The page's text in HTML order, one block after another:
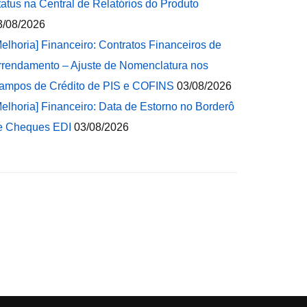
na Central de Relatórios do Produto
08/2026
Financeiro: Contratos Financeiros de
– Ajuste de Nomenclatura nos
de Crédito de PIS e COFINS 03/08/2026
Financeiro: Data de Estorno no Borderô
Cheques EDI 03/08/2026